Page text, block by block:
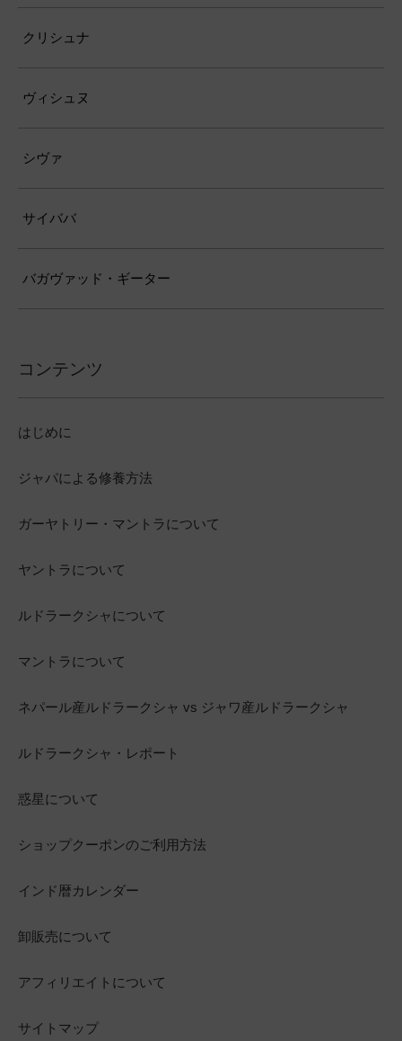
クリシュナ
ヴィシュヌ
シヴァ
サイババ
バガヴァッド・ギーター
コンテンツ
はじめに
ジャパによる修養方法
ガーヤトリー・マントラについて
ヤントラについて
ルドラークシャについて
マントラについて
ネパール産ルドラークシャ vs ジャワ産ルドラークシャ
ルドラークシャ・レポート
惑星について
ショップクーポンのご利用方法
インド暦カレンダー
卸販売について
アフィリエイトについて
サイトマップ